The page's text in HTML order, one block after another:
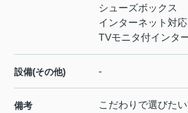
シューズボックス
インターネット対応
TVモニタ付インタ
設備(その他) -
備考
こだわりで選びた